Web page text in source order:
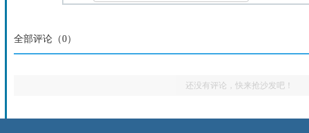
全部评论（0）
还没有评论，快来抢沙发吧！